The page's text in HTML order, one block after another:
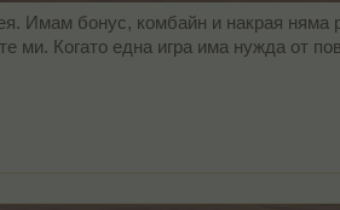
Имам бонус, комбайн и накрая няма
ми. Когато една игра има нужда от